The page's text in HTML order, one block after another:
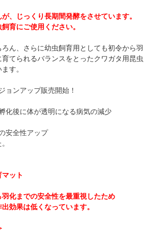
、じっくり長期間発酵をさせています。
育にご使用ください。
ん、さらに幼虫飼育用としても初令から羽
てられるバランスをとったクワガタ用昆虫
す。
ョンアップ販売開始！
化後に体が透明になる病気の減少
安全性アップ
ット
化までの安全性を最重視したため
効果は低くなっています。